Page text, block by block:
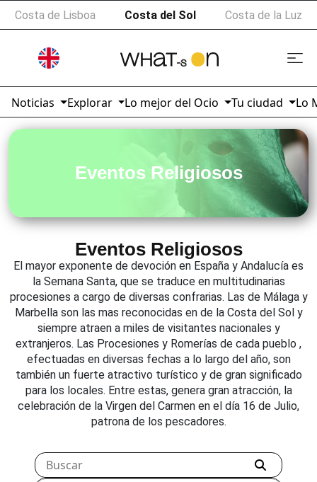
Costa de Lisboa Costa de la Luz
Costa del Sol
Noticias Explorar Lo mejor del Ocio Tu ciudad Lo
Eventos Religiosos
Eventos Religiosos
El mayor exponente de devoción en España y Andalucía es
la Semana Santa, que se traduce en multitudinarias
procesiones a cargo de diversas confrarias. Las de Málaga y
Marbella son las mas reconocidas en de la Costa del Sol y
siempre atraen a miles de visitantes nacionales y
extranjeros. Las Procesiones y Romerías de cada pueblo ,
efectuadas en diversas fechas a lo largo del año, son
también un fuerte atractivo turístico y de gran significado
para los locales. Entre estas, genera gran atracción, la
celebración de la Virgen del Carmen en el día 16 de Julio,
patrona de los pescadores.